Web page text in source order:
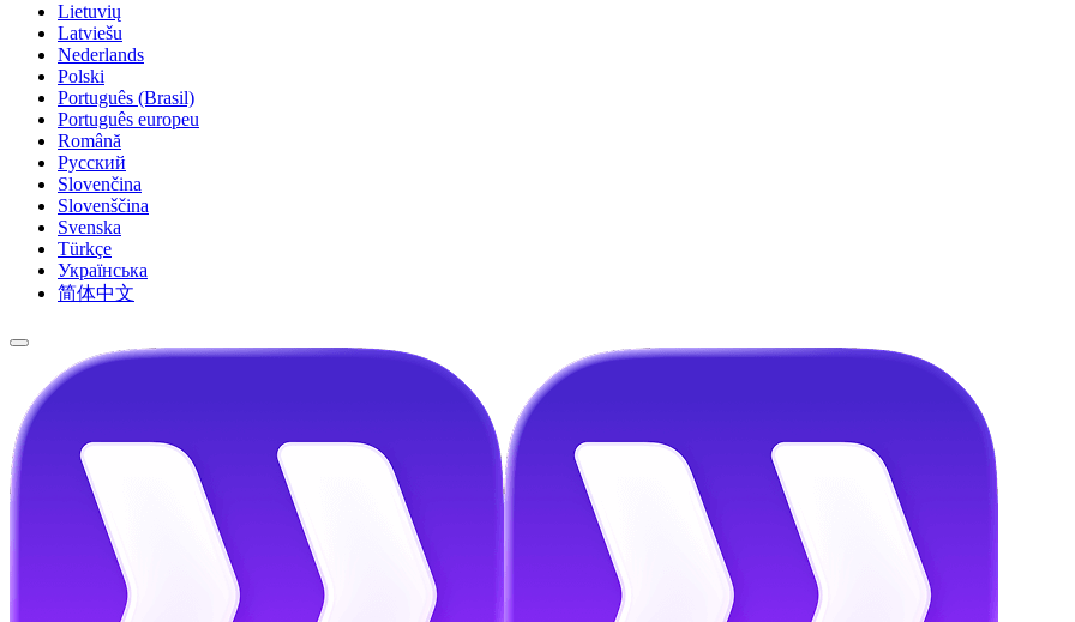
Lietuvių
Latviešu
Nederlands
Polski
Português (Brasil)
Português europeu
Română
Русский
Slovenčina
Slovenščina
Svenska
Türkçe
Українська
简体中文